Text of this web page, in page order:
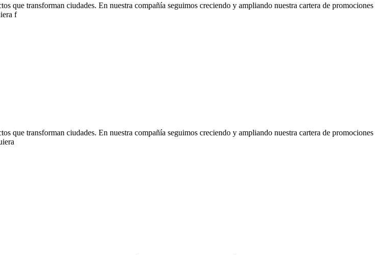
que transforman ciudades. En nuestra compañía seguimos creciendo y ampliando nuestra cartera de promociones
f
que transforman ciudades. En nuestra compañía seguimos creciendo y ampliando nuestra cartera de promociones